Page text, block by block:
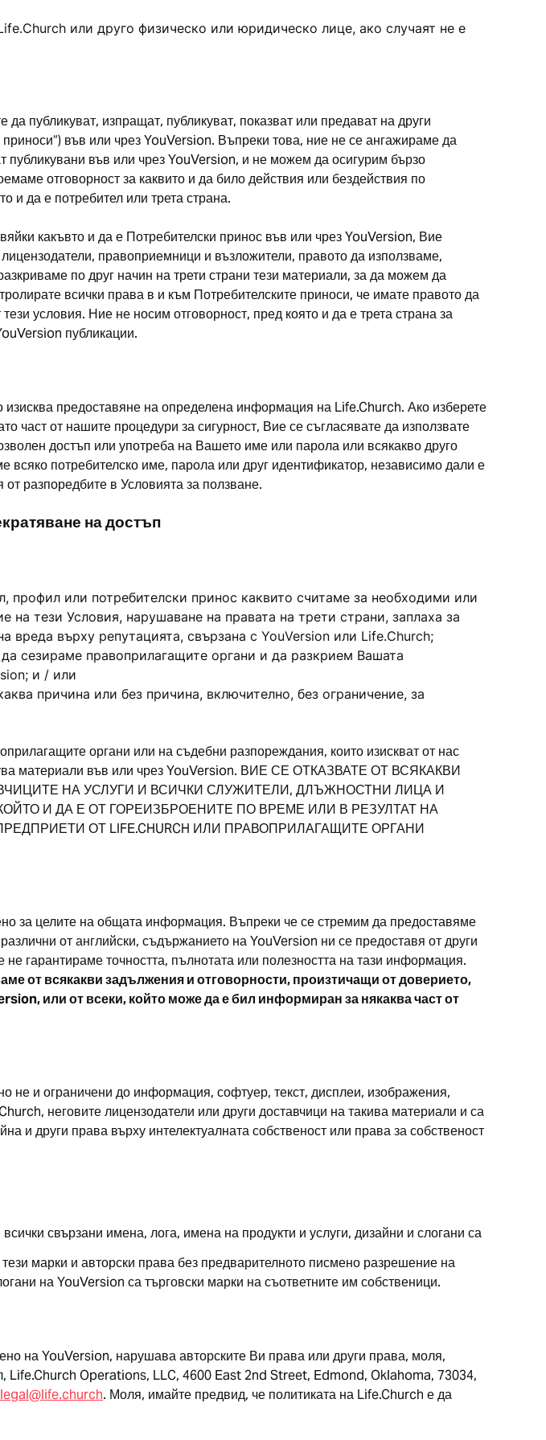
или друго физическо или юридическо лице, ако случаят не е
публикуват, изпращат, публикуват, показват или предават на други
във или чрез YouVersion. Въпреки това, ние не се ангажираме да
във или чрез YouVersion, и не можем да осигурим бързо
отговорност за каквито и да било действия или бездействия по
и да е потребител или трета страна.
какъвто и да е Потребителски принос във или чрез YouVersion, Вие
правоприемници и възложители, правото да използваме,
по друг начин на трети страни тези материали, за да можем да
всички права в и към Потребителските приноси, че имате правото да
условия. Ние не носим отговорност, пред която и да е трета страна за
публикации.
предоставяне на определена информация на Life.Church. Ако изберете
от нашите процедури за сигурност, Вие се съгласявате да използвате
достъп или употреба на Вашето име или парола или всякакво друго
потребителско име, парола или друг идентификатор, независимо дали е
разпоредбите в Условията за ползване.
на достъп
или потребителски принос каквито считаме за необходими или
тези Условия, нарушаване на правата на трети страни, заплаха за
вреда върху репутацията, свързана с YouVersion или Life.Church;
сезираме правоприлагащите органи и да разкрием Вашата
и / или
причина или без причина, включително, без ограничение, за
органи или на съдебни разпореждания, които изискват от нас
материали във или чрез YouVersion. ВИЕ СЕ ОТКАЗВАТЕ ОТ ВСЯКАКВИ
НА УСЛУГИ И ВСИЧКИ СЛУЖИТЕЛИ, ДЛЪЖНОСТНИ ЛИЦА И
И ДА Е ОТ ГОРЕИЗБРОЕНИТЕ ПО ВРЕМЕ ИЛИ В РЕЗУЛТАТ НА
ОТ LIFE.CHURCH ИЛИ ПРАВОПРИЛАГАЩИТЕ ОРГАНИ
за целите на общата информация. Въпреки че се стремим да предоставяме
от английски, съдържанието на YouVersion ни се предоставя от други
гарантираме точността, пълнотата или полезността на тази информация.
от всякакви задължения и отговорности, произтичащи от доверието,
или от всеки, който може да е бил информиран за някаква част от
не и ограничени до информация, софтуер, текст, дисплеи, изображения,
неговите лицензодатели или други доставчици на такива материали и са
и други права върху интелектуалната собственост или права за собственост
всички свързани имена, лога, имена на продукти и услуги, дизайни и слогани са
марки и авторски права без предварителното писмено разрешение на
на YouVersion са търговски марки на съответните им собственици.
на YouVersion, нарушава авторските Ви права или други права, моля,
Life.Church Operations, LLC, 4600 East 2nd Street, Edmond, Oklahoma, 73034,
legal@life.church. Моля, имайте предвид, че политиката на Life.Church е да